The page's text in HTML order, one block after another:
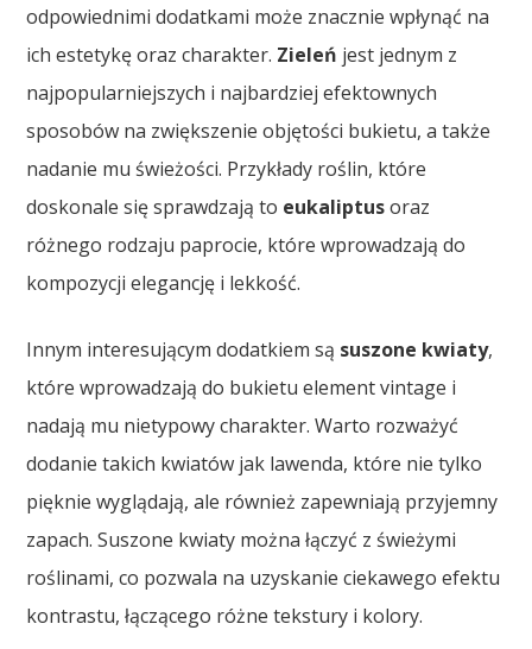
odpowiednimi dodatkami może znacznie wpłynąć na
ich estetykę oraz charakter. Zieleń jest jednym z
najpopularniejszych i najbardziej efektownych
sposobów na zwiększenie objętości bukietu, a także
nadanie mu świeżości. Przykłady roślin, które
doskonale się sprawdzają to eukaliptusoraz
różnego rodzaju paprocie, które wprowadzają do
kompozycji elegancję i lekkość.
Innym interesującym dodatkiem są suszone kwiaty,
które wprowadzają do bukietu element vintage i
nadają mu nietypowy charakter. Warto rozważyć
dodanie takich kwiatów jak lawenda, które nie tylko
pięknie wyglądają, ale również zapewniają przyjemny
zapach. Suszone kwiaty można łączyć z świeżymi
roślinami, co pozwala na uzyskanie ciekawego efektu
kontrastu, łączącego różne tekstury i kolory.